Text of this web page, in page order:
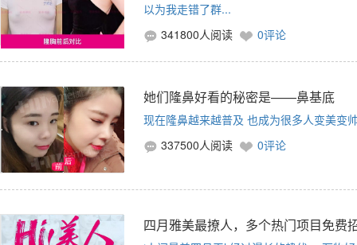
以为我走错了群...
341800人阅读
0评论
她们隆鼻好看的秘密是——鼻基底
现在隆鼻越来越普及 也成为很多人变美变
337500人阅读
0评论
四月雅美最撩人，多个热门项目免费